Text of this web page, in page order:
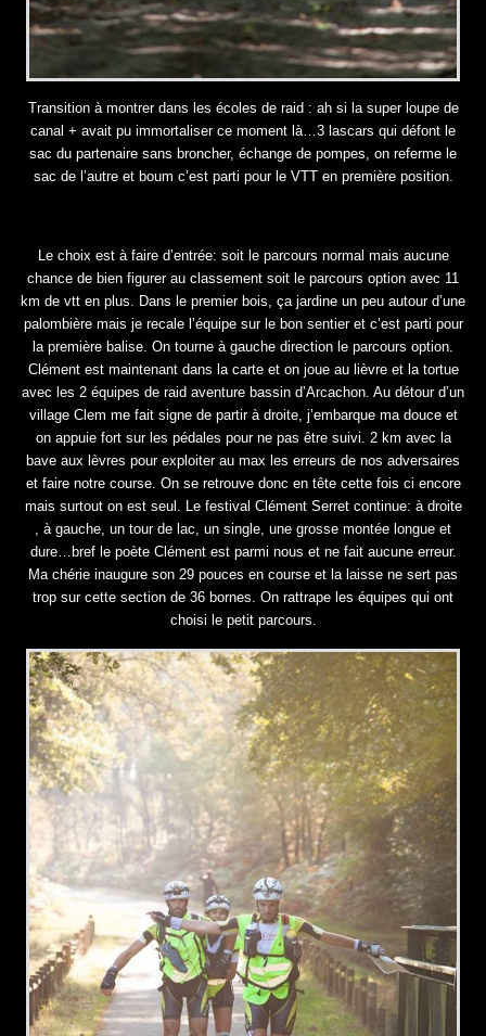
Transition à montrer dans les écoles de raid : ah si la super loupe de
canal + avait pu immortaliser ce moment là…3 lascars qui défont le
sac du partenaire sans broncher, échange de pompes, on referme le
sac de l’autre et boum c’est parti pour le VTT en première position.
Le choix est à faire d’entrée: soit le parcours normal mais aucune
chance de bien figurer au classement soit le parcours option avec 11
km de vtt en plus. Dans le premier bois, ça jardine un peu autour d’une
palombière mais je recale l’équipe sur le bon sentier et c’est parti pour
la première balise. On tourne à gauche direction le parcours option.
Clément est maintenant dans la carte et on joue au lièvre et la tortue
avec les 2 équipes de raid aventure bassin d’Arcachon. Au détour d’un
village Clem me fait signe de partir à droite, j’embarque ma douce et
on appuie fort sur les pédales pour ne pas être suivi. 2 km avec la
bave aux lèvres pour exploiter au max les erreurs de nos adversaires
et faire notre course. On se retrouve donc en tête cette fois ci encore
mais surtout on est seul. Le festival Clément Serret continue: à droite
, à gauche, un tour de lac, un single, une grosse montée longue et
dure…bref le poète Clément est parmi nous et ne fait aucune erreur.
Ma chérie inaugure son 29 pouces en course et la laisse ne sert pas
trop sur cette section de 36 bornes. On rattrape les équipes qui ont
choisi le petit parcours.